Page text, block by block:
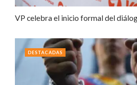
VP celebra el inicio formal del
DESTACADAS